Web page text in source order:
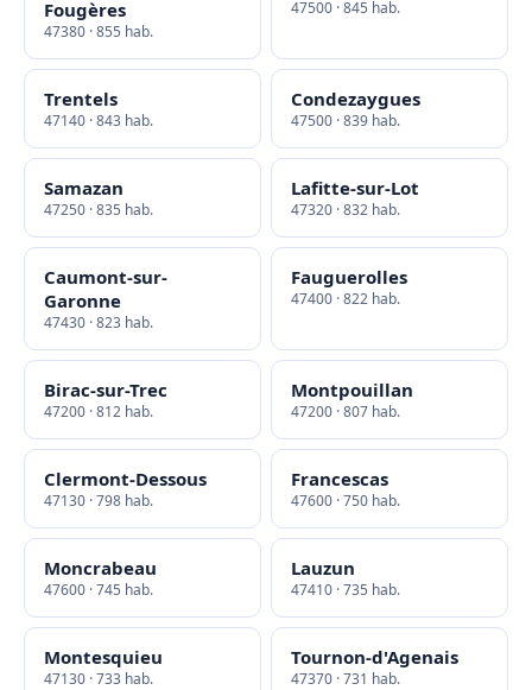
Fougères
47380 · 855 hab.
47500 · 845 hab.
Trentels
47140 · 843 hab.
Condezaygues
47500 · 839 hab.
Samazan
47250 · 835 hab.
Lafitte-sur-Lot
47320 · 832 hab.
Caumont-sur-
Garonne
47430 · 823 hab.
Fauguerolles
47400 · 822 hab.
Birac-sur-Trec
47200 · 812 hab.
Montpouillan
47200 · 807 hab.
Clermont-Dessous
47130 · 798 hab.
Francescas
47600 · 750 hab.
Moncrabeau
47600 · 745 hab.
Lauzun
47410 · 735 hab.
Montesquieu
47130 · 733 hab.
Tournon-d'Agenais
47370 · 731 hab.